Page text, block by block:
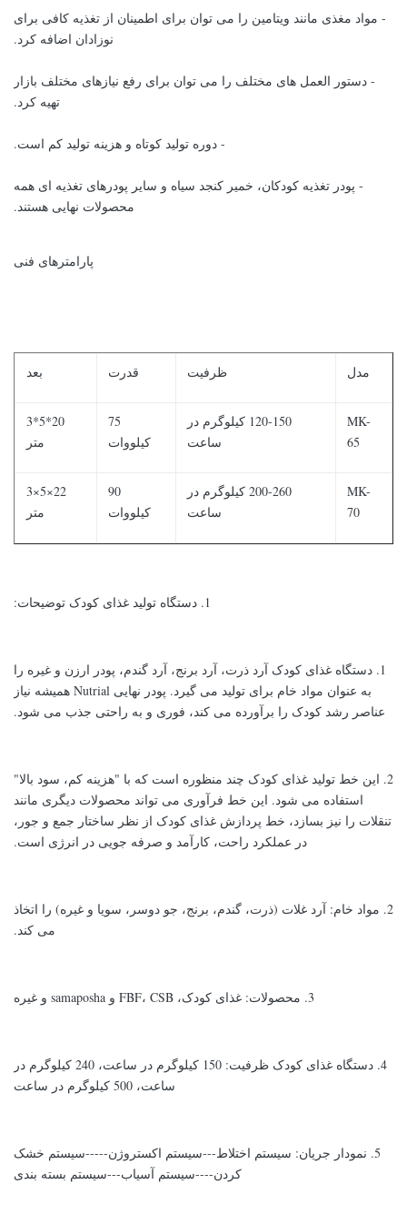
- مواد مغذی مانند ویتامین را می توان برای اطمینان از تغذیه کافی برای
نوزادان اضافه کرد.
- دستور العمل های مختلف را می توان برای رفع نیازهای مختلف بازار
تهیه کرد.
- دوره تولید کوتاه و هزینه تولید کم است.
- پودر تغذیه کودکان، خمیر کنجد سیاه و سایر پودرهای تغذیه ای همه
محصولات نهایی هستند.
پارامترهای فنی
مدل ظرفیت قدرت بعد
MK-
65
120-150 کیلوگرم در
ساعت
75
کیلووات
20*5*3
متر
MK-
70
200-260 کیلوگرم در
ساعت
90
کیلووات
22×5×3
متر
1. دستگاه تولید غذای کودک توضیحات:
1. دستگاه غذای کودک آرد ذرت، آرد برنج، آرد گندم، پودر ارزن و غیره را
به عنوان مواد خام برای تولید می گیرد. پودر نهایی Nutrial همیشه نیاز
عناصر رشد کودک را برآورده می کند، فوری و به راحتی جذب می شود.
2. این خط تولید غذای کودک چند منظوره است که با "هزینه کم، سود بالا"
استفاده می شود. این خط فرآوری می تواند محصولات دیگری مانند
تنقلات را نیز بسازد، خط پردازش غذای کودک از نظر ساختار جمع و جور،
در عملکرد راحت، کارآمد و صرفه جویی در انرژی است.
2. مواد خام: آرد غلات (ذرت، گندم، برنج، جو دوسر، سویا و غیره) را اتخاذ
می کند.
3. محصولات: غذای کودک، FBF، CSB و samaposha و غیره
4. دستگاه غذای کودک ظرفیت: 150 کیلوگرم در ساعت، 240 کیلوگرم در
ساعت، 500 کیلوگرم در ساعت
5. نمودار جریان: سیستم اختلاط---سیستم اکستروژن-----سیستم خشک
کردن----سیستم آسیاب---سیستم بسته بندی